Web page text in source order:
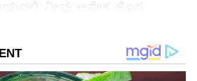
ಮತ್ತು ಕ್ರಮೇಣ ಪ್ರಗತಿ
ಜೀವನದಲ್ಲಿ, ನಿಮ್ಮ